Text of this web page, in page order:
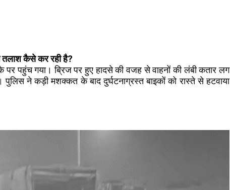
तलाश कैसे कर रही है?
पर पहुंच गया। ब्रिज पर हुए हादसे की वजह से वाहनों की लंबी कतार लग
पुलिस ने कड़ी मशक्कत के बाद दुर्घटनाग्रस्त बाइकों को रास्ते से हटवाया